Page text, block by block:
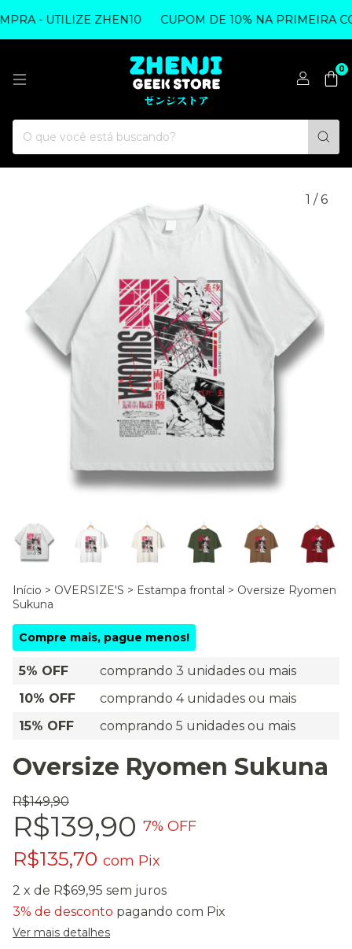
- UTILIZE ZHEN10 CUPOM DE 10% NA PRIMEIRA
0
1 / 6
Início > OVERSIZE'S > Estampa frontal > Oversize Ryomen
Sukuna
Compre mais, pague menos!
5% OFF
comprando 3 unidades ou mais
10% OFF
comprando 4 unidades ou mais
15% OFF
comprando 5 unidades ou mais
Oversize Ryomen Sukuna
R$149,90
R$139,90 7% OFF
R$135,70 com Pix
2 x de R$69,95 sem juros
3% de desconto pagando com Pix
Ver mais detalhes